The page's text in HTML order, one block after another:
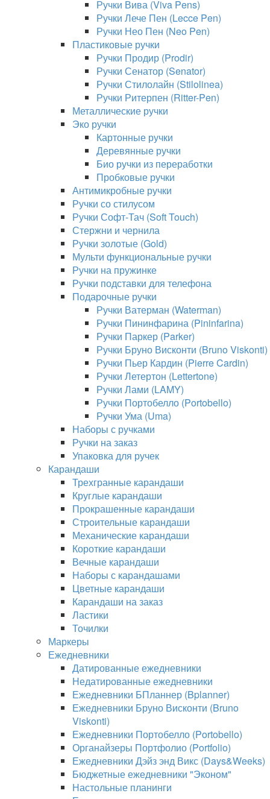
Ручки Вива (Viva Pens)
Ручки Лече Пен (Lecce Pen)
Ручки Нео Пен (Neo Pen)
Пластиковые ручки
Ручки Продир (Prodir)
Ручки Сенатор (Senator)
Ручки Стилолайн (Stilolinea)
Ручки Ритерпен (Ritter-Pen)
Металлические ручки
Эко ручки
Картонные ручки
Деревянные ручки
Био ручки из переработки
Пробковые ручки
Антимикробные ручки
Ручки со стилусом
Ручки Софт-Тач (Soft Touch)
Стержни и чернила
Ручки золотые (Gold)
Мульти функциональные ручки
Ручки на пружинке
Ручки подставки для телефона
Подарочные ручки
Ручки Ватерман (Waterman)
Ручки Пининфарина (Pininfarina)
Ручки Паркер (Parker)
Ручки Бруно Висконти (Bruno Viskonti)
Ручки Пьер Кардин (Pierre Cardin)
Ручки Летертон (Lettertone)
Ручки Лами (LAMY)
Ручки Портобелло (Portobello)
Ручки Ума (Uma)
Наборы с ручками
Ручки на заказ
Упаковка для ручек
Карандаши
Трехгранные карандаши
Круглые карандаши
Прокрашенные карандаши
Строительные карандаши
Механические карандаши
Короткие карандаши
Вечные карандаши
Наборы с карандашами
Цветные карандаши
Карандаши на заказ
Ластики
Точилки
Маркеры
Ежедневники
Датированные ежедневники
Недатированные ежедневники
Ежедневники БПланнер (Bplanner)
Ежедневники Бруно Висконти (Bruno
Viskonti)
Ежедневники Портобелло (Portobello)
Органайзеры Портфолио (Portfolio)
Ежедневники Дэйз энд Викс (Days&Weeks)
Бюджетные ежедневники "Эконом"
Настольные планинги